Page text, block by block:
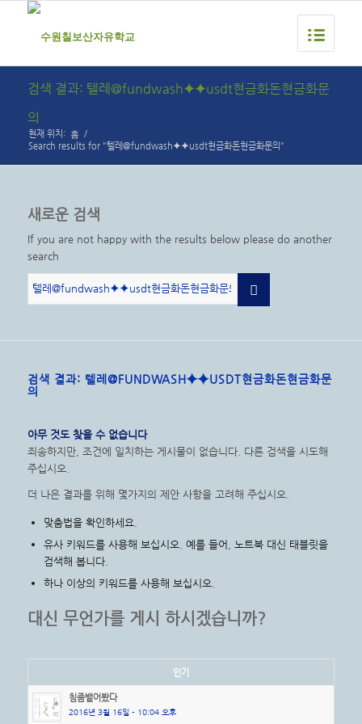
검색 결과: 텔레@fundwash⯌⯌usdt현금화돈현금화문
의
현재 위치: 홈 /
Search results for "텔레@fundwash⯌⯌usdt현금화돈현금화문의"
새로운 검색
If you are not happy with the results below please do another
search
검색 결과: 텔레@FUNDWASH⯌⯌USDT현금화돈현금화문
의
아무 것도 찾을 수 없습니다
죄송하지만, 조건에 일치하는 게시물이 없습니다. 다른 검색을 시도해
주십시오.
더 나은 결과를 위해 몇가지의 제안 사항을 고려해 주십시오.
맞춤법을 확인하세요.
유사 키워드를 사용해 보십시오. 예를 들어, 노트북 대신 태블릿을
검색해 봅니다.
하나 이상의 키워드를 사용해 보십시오.
대신 무언가를 게시 하시겠습니까?
인기
침좀뱉어봤다
2016년 3월 16일 - 10:04 오후